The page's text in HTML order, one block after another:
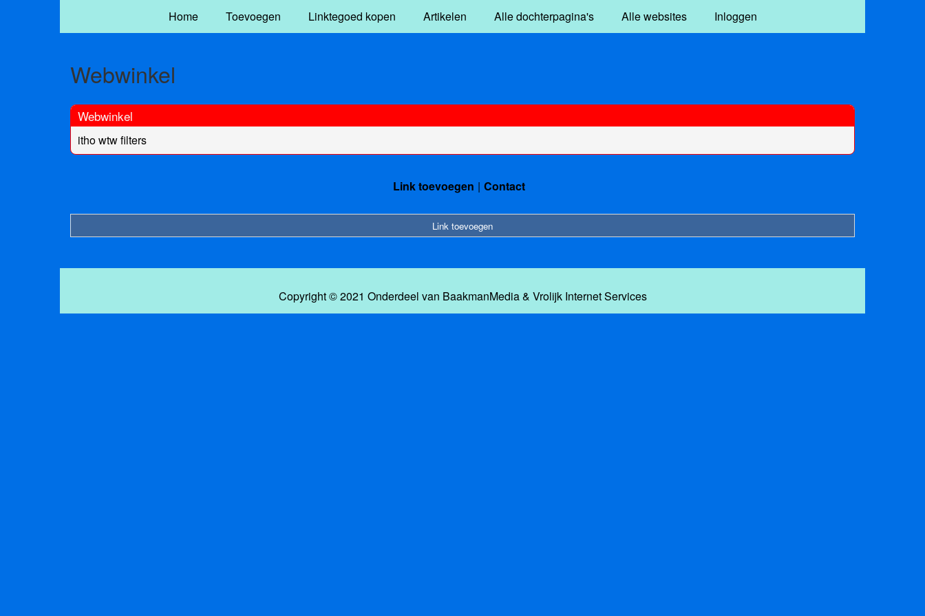
Home Toevoegen Linktegoed kopen Artikelen Alle dochterpagina's Alle websites Inloggen
Webwinkel
Webwinkel
itho wtw filters
Link toevoegen Contact
Link toevoegen
Copyright © 2021 Onderdeel van BaakmanMedia& Vrolijk Internet Services